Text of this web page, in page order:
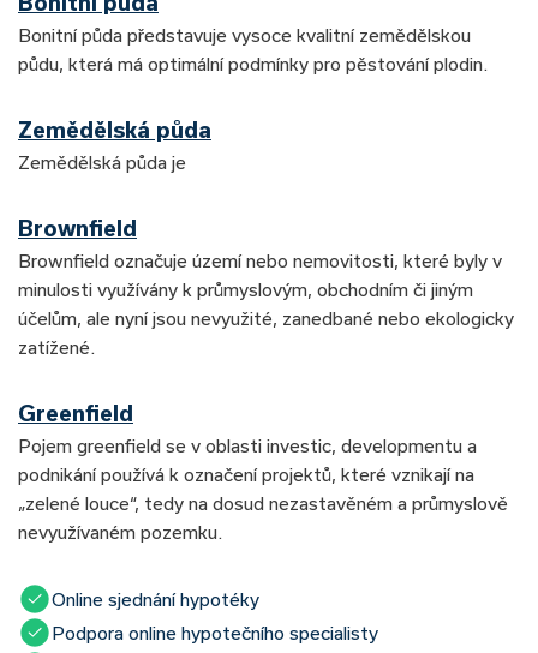
Bonitní půda představuje vysoce kvalitní zemědělskou
půdu, která má optimální podmínky pro pěstování plodin.
Zemědělská půda
Zemědělská půda je
Brownfield
Brownfield označuje území nebo nemovitosti, které byly v
minulosti využívány k průmyslovým, obchodním či jiným
účelům, ale nyní jsou nevyužité, zanedbané nebo ekologicky
zatížené.
Greenfield
Pojem greenfield se v oblasti investic, developmentu a
podnikání používá k označení projektů, které vznikají na
„zelené louce“, tedy na dosud nezastavěném a průmyslově
nevyužívaném pozemku.
Online sjednání hypotéky
Podpora online hypotečního specialisty